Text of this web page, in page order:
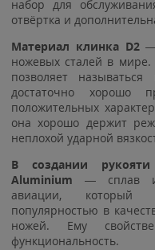
набор для
отвёртка и
Материал клинка D2—
ножевых сталей в
позволяет
достаточно хорошо
положительных
она хорошо держит
неплохой ударной
В создании
Aluminium — сплав
авиации, который
популярностью в
ножей. Ему
функциональность.